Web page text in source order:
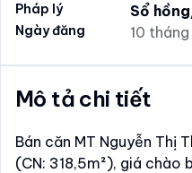
Pháp lý
Sổ
Ngày đăng 10
Mô tả chi tiết
Bán căn MT Nguyễn Thị
(CN: 318,5m²), giá chào